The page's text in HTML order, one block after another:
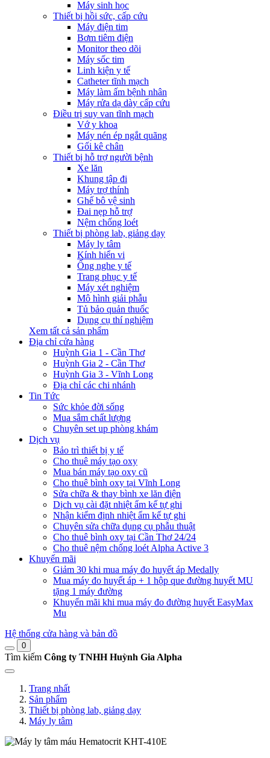
Máy sinh học
Thiết bị hồi sức, cấp cứu
Máy điện tim
Bơm tiêm điện
Monitor theo dõi
Máy sốc tim
Linh kiện y tế
Catheter tĩnh mạch
Máy làm ấm bệnh nhân
Máy rửa dạ dày cấp cứu
Điều trị suy van tĩnh mạch
Vớ y khoa
Máy nén ép ngắt quãng
Gối kê chân
Thiết bị hỗ trợ người bệnh
Xe lăn
Khung tập đi
Máy trợ thính
Ghế bô vệ sinh
Đai nẹp hỗ trợ
Nệm chống loét
Thiết bị phòng lab, giảng dạy
Máy ly tâm
Kính hiển vi
Ống nghe y tế
Trang phục y tế
Máy xét nghiệm
Mô hình giải phẫu
Tủ bảo quản thuốc
Dụng cụ thí nghiệm
Xem tất cả sản phẩm
Địa chỉ cửa hàng
Huỳnh Gia 1 - Cần Thơ
Huỳnh Gia 2 - Cần Thơ
Huỳnh Gia 3 - Vĩnh Long
Địa chỉ các chi nhánh
Tin Tức
Sức khỏe đời sống
Mua sắm chất lượng
Chuyên set up phòng khám
Dịch vụ
Bảo trì thiết bị y tế
Cho thuê máy tạo oxy
Mua bán máy tạo oxy cũ
Cho thuê bình oxy tại Vĩnh Long
Sửa chữa & thay bình xe lăn điện
Dịch vụ cài đặt nhiệt ẩm kế tự ghi
Nhận kiểm định nhiệt ẩm kế tự ghi
Chuyên sửa chữa dụng cụ phẫu thuật
Cho thuê bình oxy tại Cần Thơ 24/24
Cho thuê nệm chống loét Alpha Active 3
Khuyến mãi
Giảm 30 khi mua máy đo huyết áp Medally
Mua máy đo huyết áp + 1 hộp que đường huyết MU
tặng 1 máy đường
Khuyến mãi khi mua máy đo đường huyết EasyMax
Mu
Hệ thống cửa hàng và bản đồ
0
Tìm kiếm Công ty TNHH Huỳnh Gia Alpha
Trang nhất
Sản phẩm
Thiết bị phòng lab, giảng dạy
Máy ly tâm